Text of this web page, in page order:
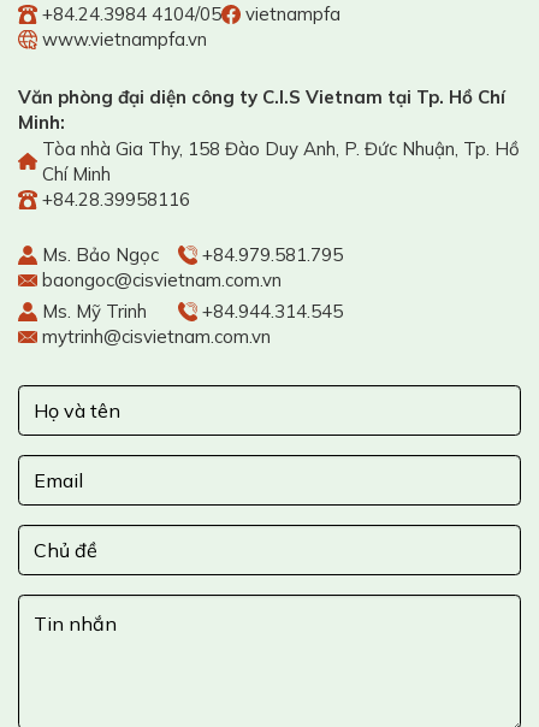
+84.24.3984 4104/05
vietnampfa
www.vietnampfa.vn
Văn phòng đại diện công ty C.I.S Vietnam tại Tp. Hồ Chí
Minh:
Tòa nhà Gia Thy, 158 Đào Duy Anh, P. Đức Nhuận, Tp. Hồ
Chí Minh
+84.28.39958116
Ms. Bảo Ngọc
+84.979.581.795
baongoc@cisvietnam.com.vn
Ms. Mỹ Trinh
+84.944.314.545
mytrinh@cisvietnam.com.vn